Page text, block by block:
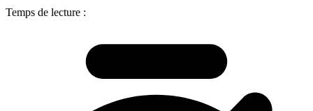
Temps de lecture :